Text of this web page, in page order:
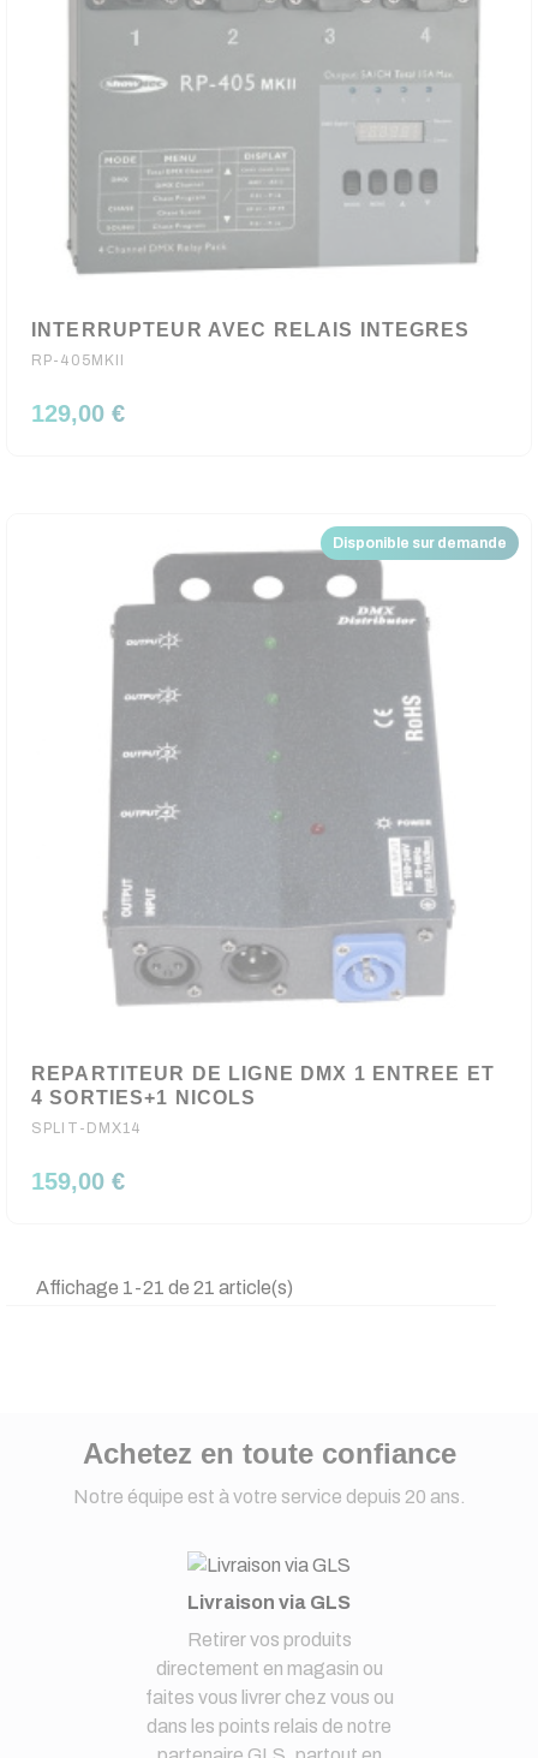
INTERRUPTEUR AVEC RELAIS INTEGRES
RP-405MKII
129,00 €
Disponible sur demande
REPARTITEUR DE LIGNE DMX 1 ENTREE ET
4 SORTIES+1 NICOLS
SPLIT-DMX14
159,00 €
Affichage 1-21 de 21 article(s)
Achetez en toute confiance
Notre équipe est à votre service depuis 20 ans.
Livraison via GLS
Retirer vos produits
directement en magasin ou
faites vous livrer chez vous ou
dans les points relais de notre